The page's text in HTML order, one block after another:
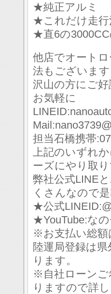
★純正アルミ
★これだけ走行
★直6の
他店でオート
法もございま
沢山の方にご
お気軽に
担当石橋携帯
上記のいずれ
ーズにやり取
弊社公式LINE
くさんなので
★公式
★YouTube:な
※お支払い総額
陸運局登録は
ります。
※自社ローンご
りますので詳